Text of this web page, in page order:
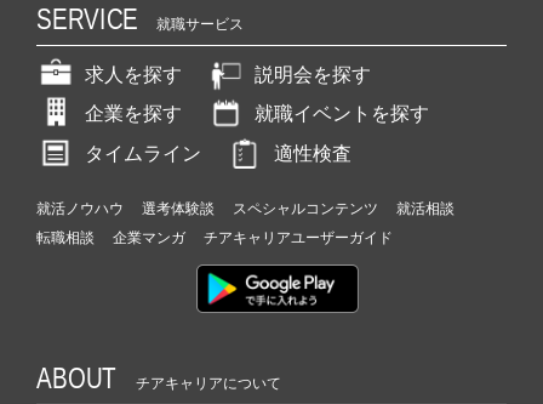
SERVICE 就職サービス
求人を探す
説明会を探す
企業を探す
就職イベントを探す
タイムライン
適性検査
就活ノウハウ 選考体験談 スペシャルコンテンツ
就活相談
転職相談
企業マンガ チアキャリアユーザーガイド
ABOUT チアキャリアについて